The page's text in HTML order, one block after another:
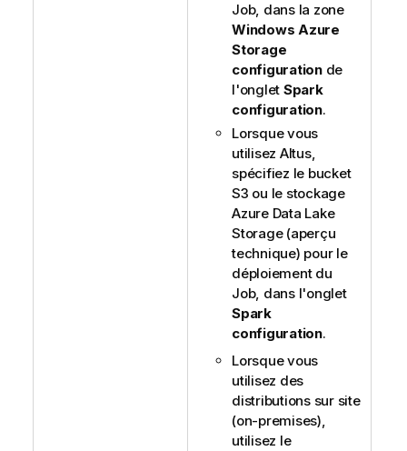
Job, dans la zone
Windows Azure
Storage
configurationde
l'onglet Spark
configuration.
Lorsque vous
utilisez Altus,
spécifiez le bucket
S3 ou le stockage
Azure Data Lake
Storage (aperçu
technique) pour le
déploiement du
Job, dans l'onglet
Spark
configuration.
Lorsque vous
utilisez des
distributions sur site
(on-premises),
utilisez le